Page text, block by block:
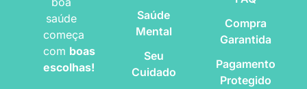
saúde
começa
com boas
escolhas!
Saúde
Mental
Seu
Cuidado
Compra
Garantida
Pagamento
Protegido